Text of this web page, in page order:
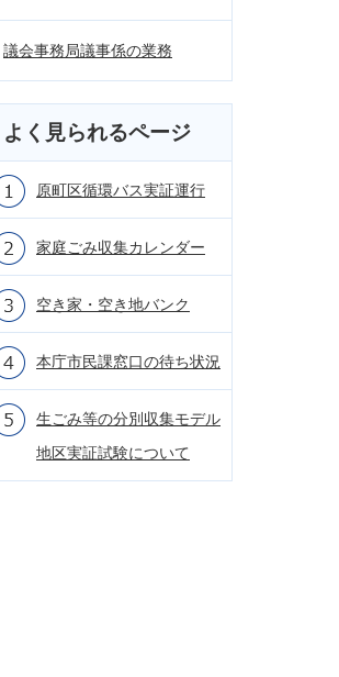
議会事務局議事係の業務
よく見られるページ
原町区循環バス実証運行
家庭ごみ収集カレンダー
空き家・空き地バンク
本庁市民課窓口の待ち状況
生ごみ等の分別収集モデル
地区実証試験について